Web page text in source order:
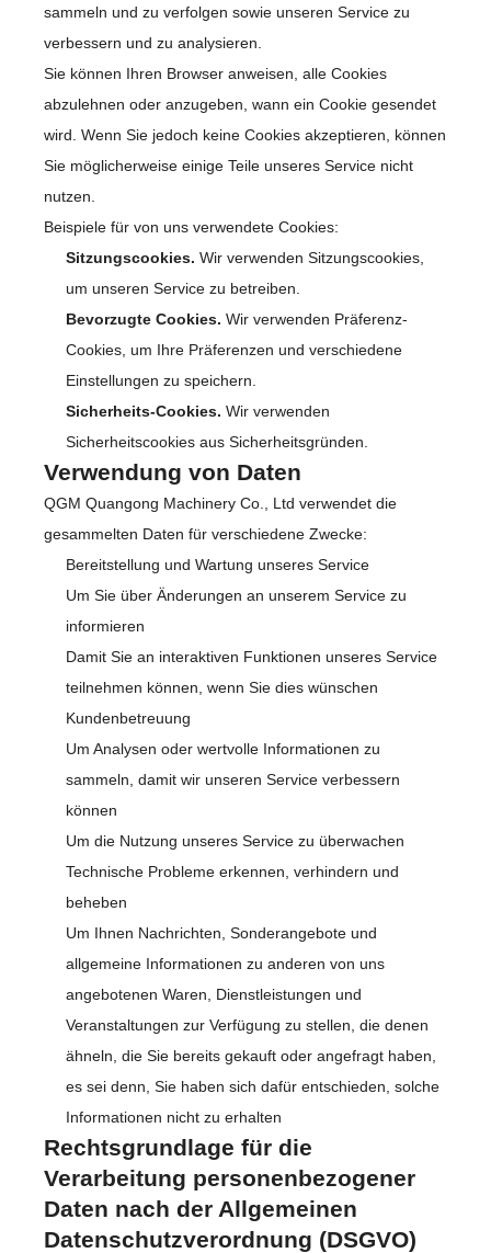
sammeln und zu verfolgen sowie unseren Service zu
verbessern und zu analysieren.
Sie können Ihren Browser anweisen, alle Cookies
abzulehnen oder anzugeben, wann ein Cookie gesendet
wird. Wenn Sie jedoch keine Cookies akzeptieren, können
Sie möglicherweise einige Teile unseres Service nicht
nutzen.
Beispiele für von uns verwendete Cookies:
Sitzungscookies. Wir verwenden Sitzungscookies,
um unseren Service zu betreiben.
Bevorzugte Cookies. Wir verwenden Präferenz-
Cookies, um Ihre Präferenzen und verschiedene
Einstellungen zu speichern.
Sicherheits-Cookies. Wir verwenden
Sicherheitscookies aus Sicherheitsgründen.
Verwendung von Daten
QGM Quangong Machinery Co., Ltd verwendet die
gesammelten Daten für verschiedene Zwecke:
Bereitstellung und Wartung unseres Service
Um Sie über Änderungen an unserem Service zu
informieren
Damit Sie an interaktiven Funktionen unseres Service
teilnehmen können, wenn Sie dies wünschen
Kundenbetreuung
Um Analysen oder wertvolle Informationen zu
sammeln, damit wir unseren Service verbessern
können
Um die Nutzung unseres Service zu überwachen
Technische Probleme erkennen, verhindern und
beheben
Um Ihnen Nachrichten, Sonderangebote und
allgemeine Informationen zu anderen von uns
angebotenen Waren, Dienstleistungen und
Veranstaltungen zur Verfügung zu stellen, die denen
ähneln, die Sie bereits gekauft oder angefragt haben,
es sei denn, Sie haben sich dafür entschieden, solche
Informationen nicht zu erhalten
Rechtsgrundlage für die
Verarbeitung personenbezogener
Daten nach der Allgemeinen
Datenschutzverordnung (DSGVO)